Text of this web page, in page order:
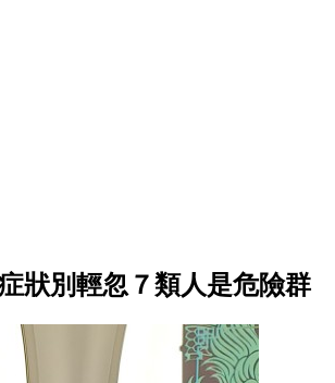
狀別輕忽７類人是危險群